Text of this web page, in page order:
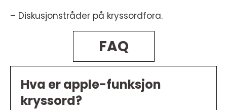
– Diskusjonstråder på kryssordfora.
FAQ
Hva er apple-funksjon
kryssord?